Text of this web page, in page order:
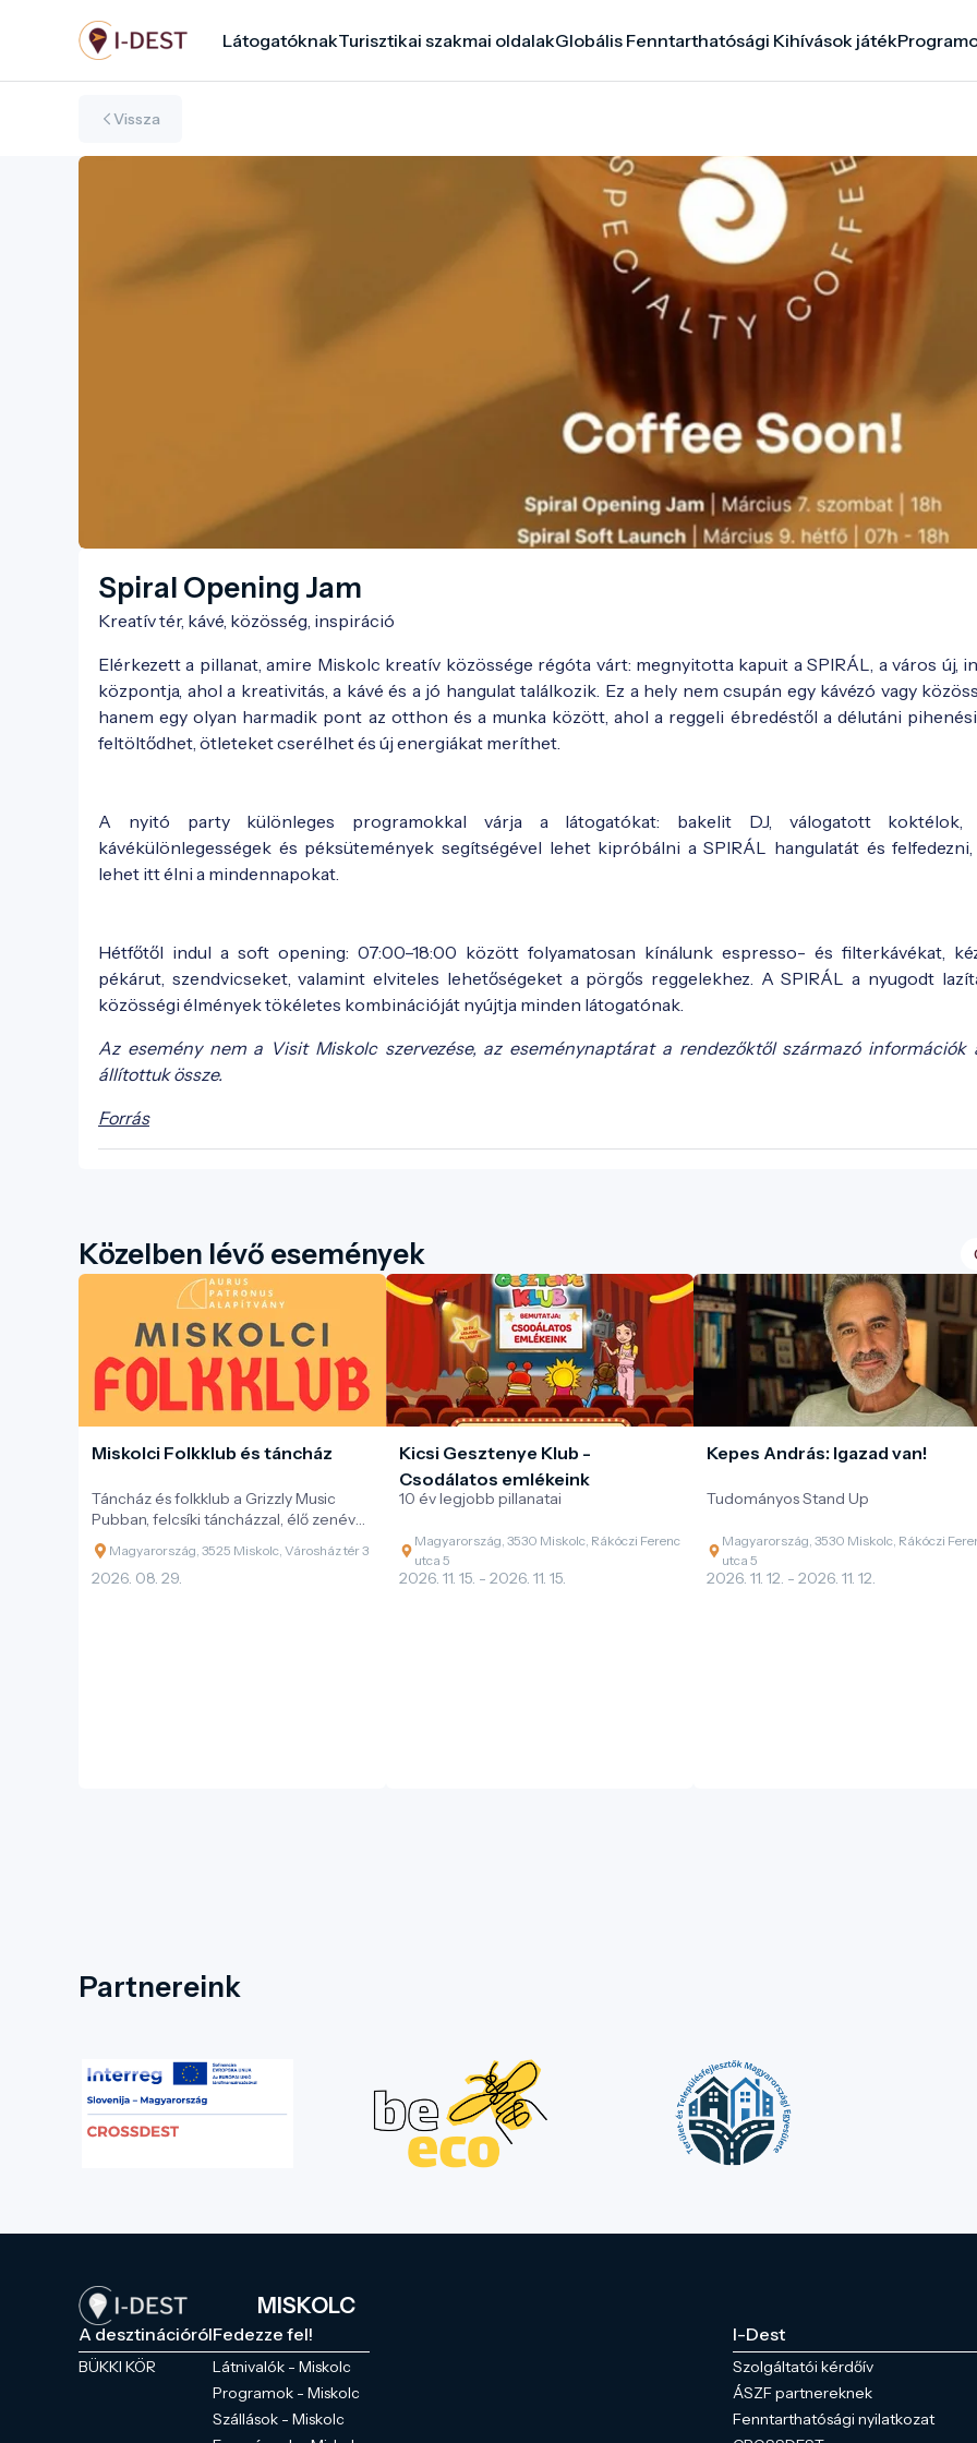
tartalomra
LátogatóknakTurisztikai szakmai oldalakGlobális Fenntarthatósági Kihívások játék
Vissza
Spiral Opening Jam
Kreatív tér, kávé, közösség, inspiráció
Elérkezett a pillanat, amire Miskolc kreatív közössége régóta várt: megnyitotta kapuit a SPIRÁL, a város új,
központja, ahol a kreativitás, a kávé és a jó hangulat találkozik. Ez a hely nem csupán egy kávézó vagy
hanem egy olyan harmadik pont az otthon és a munka között, ahol a reggeli ébredéstől a délutáni
feltöltődhet, ötleteket cserélhet és új energiákat meríthet.
A nyitó party különleges programokkal várja a látogatókat: bakelit DJ, válogatott koktélok,
kávékülönlegességek és péksütemények segítségével lehet kipróbálni a SPIRÁL hangulatát és
lehet itt élni a mindennapokat.
Hétfőtől indul a soft opening: 07:00–18:00 között folyamatosan kínálunk espresso- és filterkávékat,
pékárut, szendvicseket, valamint elviteles lehetőségeket a pörgős reggelekhez. A SPIRÁL a nyugodt
közösségi élmények tökéletes kombinációját nyújtja minden látogatónak.
Az esemény nem a Visit Miskolc szervezése, az eseménynaptárat a rendezőktől származó információk
állítottuk össze.
Forrás
Közelben lévő események
Miskolci Folkklub és táncház
Táncház és folkklub a Grizzly Music
Pubban, felcsíki táncházzal, élő zenével
és változatos magyar néptáncokkal.
Magyarország, 3525 Miskolc, Városház tér 3
2026. 08. 29.
Kicsi Gesztenye Klub -
Csodálatos emlékeink
10 év legjobb pillanatai
Magyarország, 3530 Miskolc, Rákóczi Ferenc
utca 5
2026. 11. 15. - 2026. 11. 15.
Kepes András: Igazad van!
Tudományos Stand Up
Magyarország, 3530 Miskolc, Rákóczi
utca 5
2026. 11. 12. - 2026. 11. 12.
Partnereink
MISKOLC
A desztinációról
BÜKKI KÖR
Fedezze fel!
Látnivalók - Miskolc
Programok - Miskolc
Szállások - Miskolc
I-Dest
Szolgáltatói kérdőív
ÁSZF partnereknek
Fenntarthatósági nyilatkozat